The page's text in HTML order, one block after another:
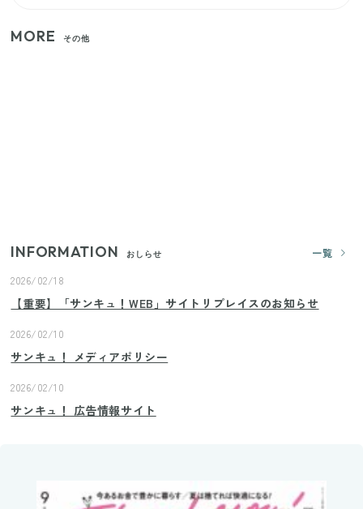
MORE その他
INFORMATION おしらせ
一覧
2026/02/18
【重要】「サンキュ！WEB」サイトリプレイスのお知らせ
2026/02/10
サンキュ！ メディアポリシー
2026/02/10
サンキュ！ 広告情報サイト